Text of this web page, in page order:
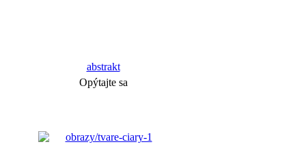
abstrakt
Opýtajte sa